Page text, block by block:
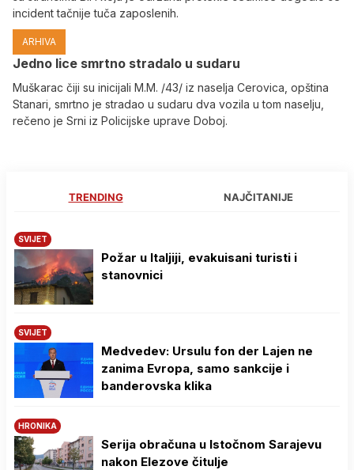
incident tačnije tuča zaposlenih.
ARHIVA
Јedno lice smrtno stradalo u sudaru
Muškarac čiji su inicijali M.M. /43/ iz naselja Cerovica, opština
Stanari, smrtno je stradao u sudaru dva vozila u tom naselju,
rečeno je Srni iz Policijske uprave Doboj.
TRENDING NAJČITANIJE
SVIJET
Požar u Italjiji, evakuisani turisti i
stanovnici
SVIJET
Medvedev: Ursulu fon der Lajen ne
zanima Evropa, samo sankcije i
banderovska klika
HRONIKA
Serija obračuna u Istočnom Sarajevu
nakon Elezove čitulje